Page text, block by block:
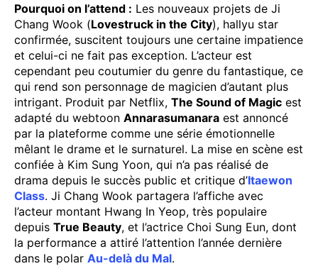
Pourquoi on l’attend : Les nouveaux projets de Ji
Chang Wook (Lovestruck in the City), hallyu star
confirmée, suscitent toujours une certaine impatience
et celui-ci ne fait pas exception. L’acteur est
cependant peu coutumier du genre du fantastique, ce
qui rend son personnage de magicien d’autant plus
intrigant. Produit par Netflix, The Sound of Magic est
adapté du webtoon Annarasumanara est annoncé
par la plateforme comme une série émotionnelle
mêlant le drame et le surnaturel. La mise en scène est
confiée à Kim Sung Yoon, qui n’a pas réalisé de
drama depuis le succès public et critique d’Itaewon
Class. Ji Chang Wook partagera l’affiche avec
l’acteur montant Hwang In Yeop, très populaire
depuis True Beauty, et l’actrice Choi Sung Eun, dont
la performance a attiré l’attention l’année dernière
dans le polar Au-delà du Mal.